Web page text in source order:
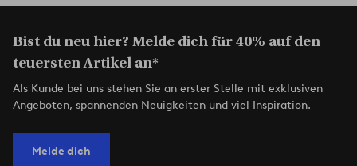
Bist du neu hier? Melde dich für 40% auf den
teuersten Artikel an*
Als Kunde bei uns stehen Sie an erster Stelle mit exklusiven
Angeboten, spannenden Neuigkeiten und viel Inspiration.
Melde dich